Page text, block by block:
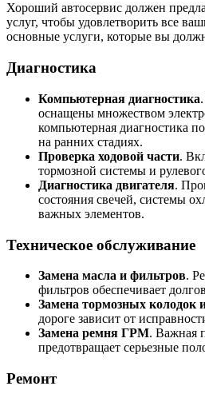
Хороший автосервис должен
услуг, чтобы удовлетворить все
основные услуги, которые вы
Диагностика
Компьютерная диагностика
оснащены множеством
компьютерная диагностика
на ранних стадиях.
Проверка ходовой части.
тормозной системы и
Диагностика двигателя.
состояния свечей, системы
важных элементов.
Техническое обслуживание
Замена масла и фильтров.
фильтров обеспечивает
Замена тормозных колодок
дороге зависит от
Замена ремня ГРМ. Важная
предотвращает серьезные
Ремонт